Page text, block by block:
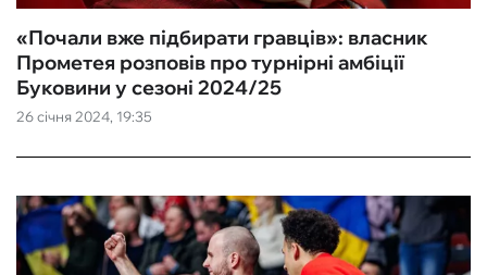
КІБЕРСПОРТ
ЧС-2026
ІНШІ
БУКМЕКЕРИ
26 січня 2024, 19:35
«Почали вже підбирати гравців»: власник
Прометея розповів про турнірні амбіції
Буковини у сезоні 2024/25